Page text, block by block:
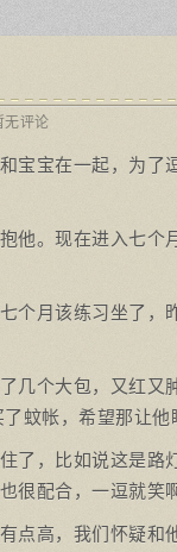
无评论
宝宝在一起，为了
他。现在进入七个
个月该练习坐了，
几个大包，又红又
蚊帐，希望那让他
了，比如说这是路
很配合，一逗就笑
点高，我们怀疑和